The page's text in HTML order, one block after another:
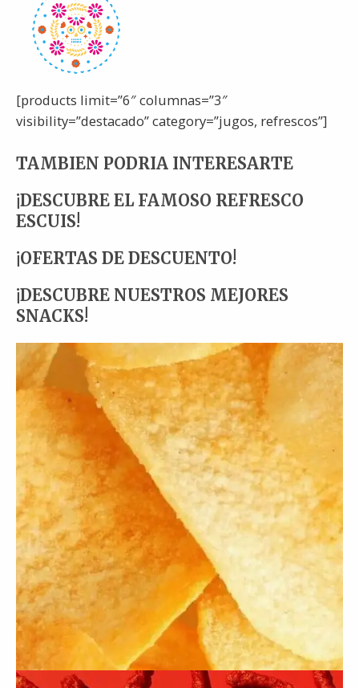
[products limit=”6″ columnas=”3″
visibility=”destacado” category=”jugos, refrescos”]
TAMBIEN PODRIA INTERESARTE
¡DESCUBRE EL FAMOSO REFRESCO
ESCUIS!
¡OFERTAS DE DESCUENTO!
¡DESCUBRE NUESTROS MEJORES
SNACKS!